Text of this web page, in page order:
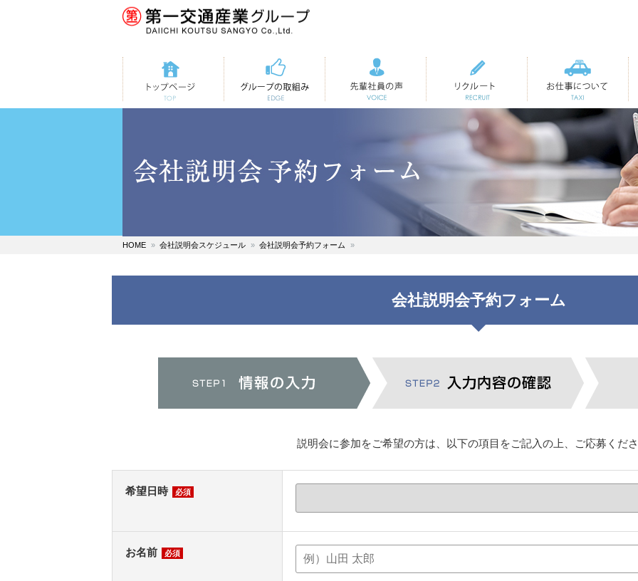
トップページ 第一交通の取組み 先輩社員の声 リクルート お仕事について
HOME 会社説明会スケジュール 会社説明会予約フォーム
会社説明会予約フォーム
説明会に参加をご希望の方は、以下の項目をご記入の上、ご応募くだ
希望日時 必須
お名前 必須